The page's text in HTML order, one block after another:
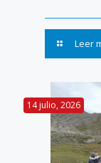
Leer
14 julio, 2026